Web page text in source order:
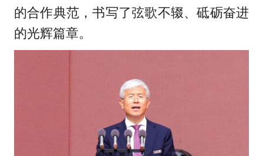
的合作典范，书写了弦歌不辍、砥砺奋进
的光辉篇章。